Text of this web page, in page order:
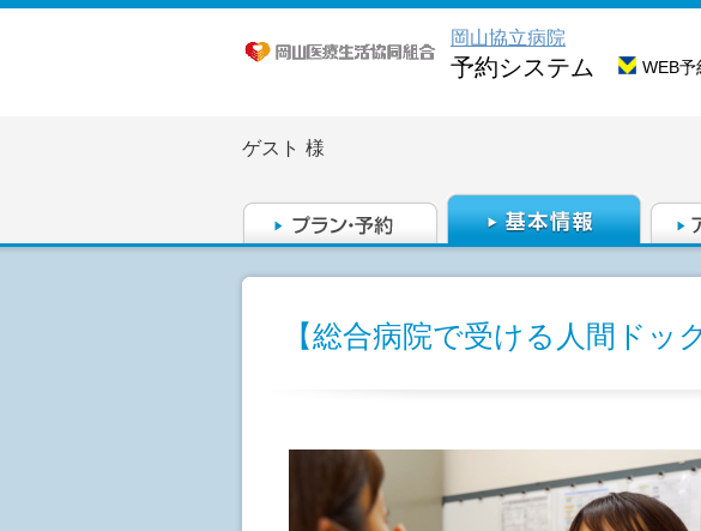
岡山協立病院
予約システム WEB予
ゲスト 様
【総合病院で受ける人間ドッ